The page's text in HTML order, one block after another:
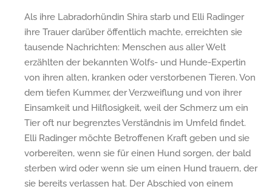
Als ihre Labradorhündin Shira starb und Elli Radinger
ihre Trauer darüber öffentlich machte, erreichten sie
tausende Nachrichten: Menschen aus aller Welt
erzählten der bekannten Wolfs- und Hunde-Expertin
von ihren alten, kranken oder verstorbenen Tieren. Von
dem tiefen Kummer, der Verzweiflung und von ihrer
Einsamkeit und Hilflosigkeit, weil der Schmerz um ein
Tier oft nur begrenztes Verständnis im Umfeld findet.
Elli Radinger möchte Betroffenen Kraft geben und sie
vorbereiten, wenn sie für einen Hund sorgen, der bald
sterben wird oder wenn sie um einen Hund trauern, der
sie bereits verlassen hat. Der Abschied von einem